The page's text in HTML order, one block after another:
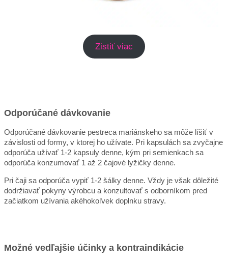
Zistiť viac
Odporúčané dávkovanie
Odporúčané dávkovanie pestreca mariánskeho sa môže líšiť v
závislosti od formy, v ktorej ho užívate. Pri kapsulách sa zvyčajne
odporúča užívať 1-2 kapsuly denne, kým pri semienkach sa
odporúča konzumovať 1 až 2 čajové lyžičky denne.
Pri čaji sa odporúča vypiť 1-2 šálky denne. Vždy je však dôležité
dodržiavať pokyny výrobcu a konzultovať s odborníkom pred
začiatkom užívania akéhokoľvek doplnku stravy.
Možné vedľajšie účinky a kontraindikácie